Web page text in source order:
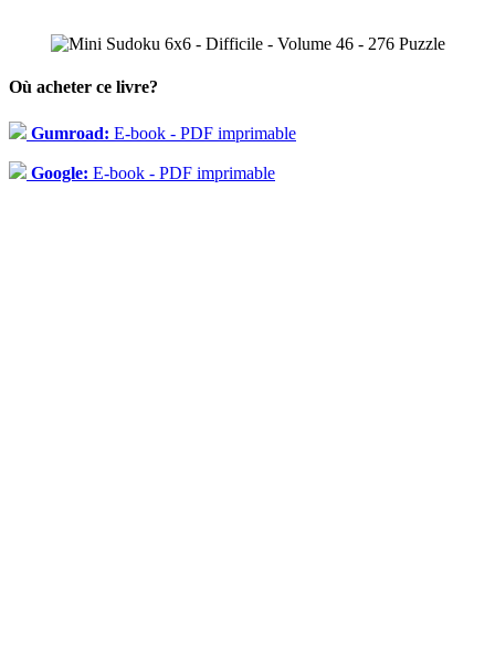
Où acheter ce livre?
Gumroad: E-book - PDF imprimable
Google: E-book - PDF imprimable